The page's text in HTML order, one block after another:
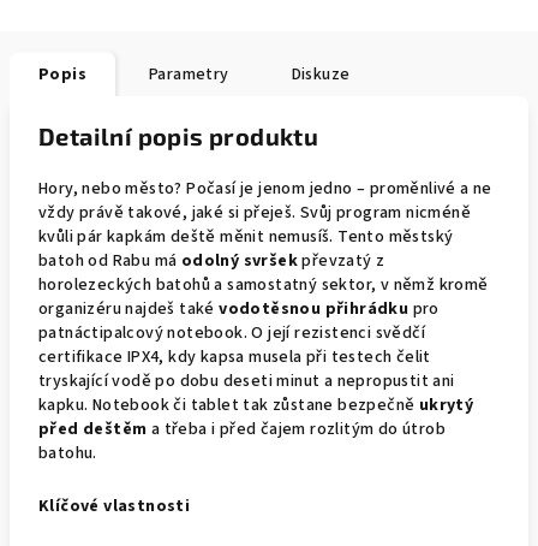
Popis Parametry Diskuze
Detailní popis produktu
Hory, nebo město? Počasí je jenom jedno – proměnlivé a ne
vždy právě takové, jaké si přeješ. Svůj program nicméně
kvůli pár kapkám deště měnit nemusíš. Tento městský
batoh od Rabu má odolný svršekpřevzatý z
horolezeckých batohů a samostatný sektor, v němž kromě
organizéru najdeš také vodotěsnou přihrádku pro
patnáctipalcový notebook. O její rezistenci svědčí
certifikace IPX4, kdy kapsa musela při testech čelit
tryskající vodě po dobu deseti minut a nepropustit ani
kapku. Notebook či tablet tak zůstane bezpečně ukrytý
před deštěm a třeba i před čajem rozlitým do útrob
batohu.
Klíčové vlastnosti